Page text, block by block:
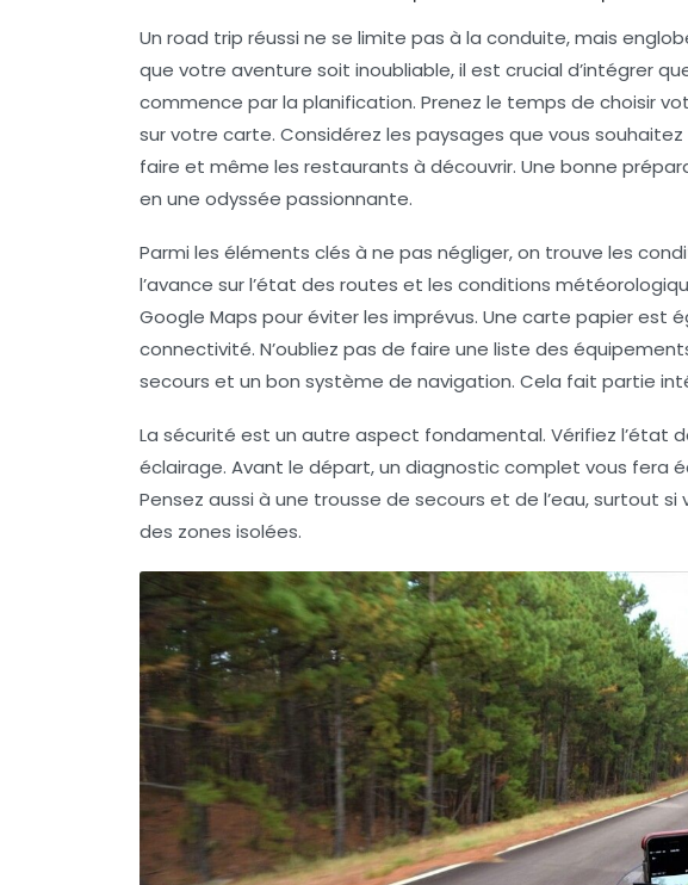
Un road trip réussi ne se limite pas à la conduite, mais
que votre aventure soit inoubliable, il est crucial d’intégrer
commence par la planification. Prenez le temps de choisir
sur votre carte. Considérez les paysages que vous
faire et même les restaurants à découvrir. Une bonne
en une odyssée passionnante.
Parmi les éléments clés à ne pas négliger, on trouve les
l’avance sur l’état des routes et les conditions
Google Maps pour éviter les imprévus. Une carte papier est
connectivité. N’oubliez pas de faire une liste des
secours et un bon système de navigation. Cela fait partie
La sécurité est un autre aspect fondamental. Vérifiez l’état
éclairage. Avant le départ, un diagnostic complet vous fera
Pensez aussi à une trousse de secours et de l’eau, surtout
des zones isolées.